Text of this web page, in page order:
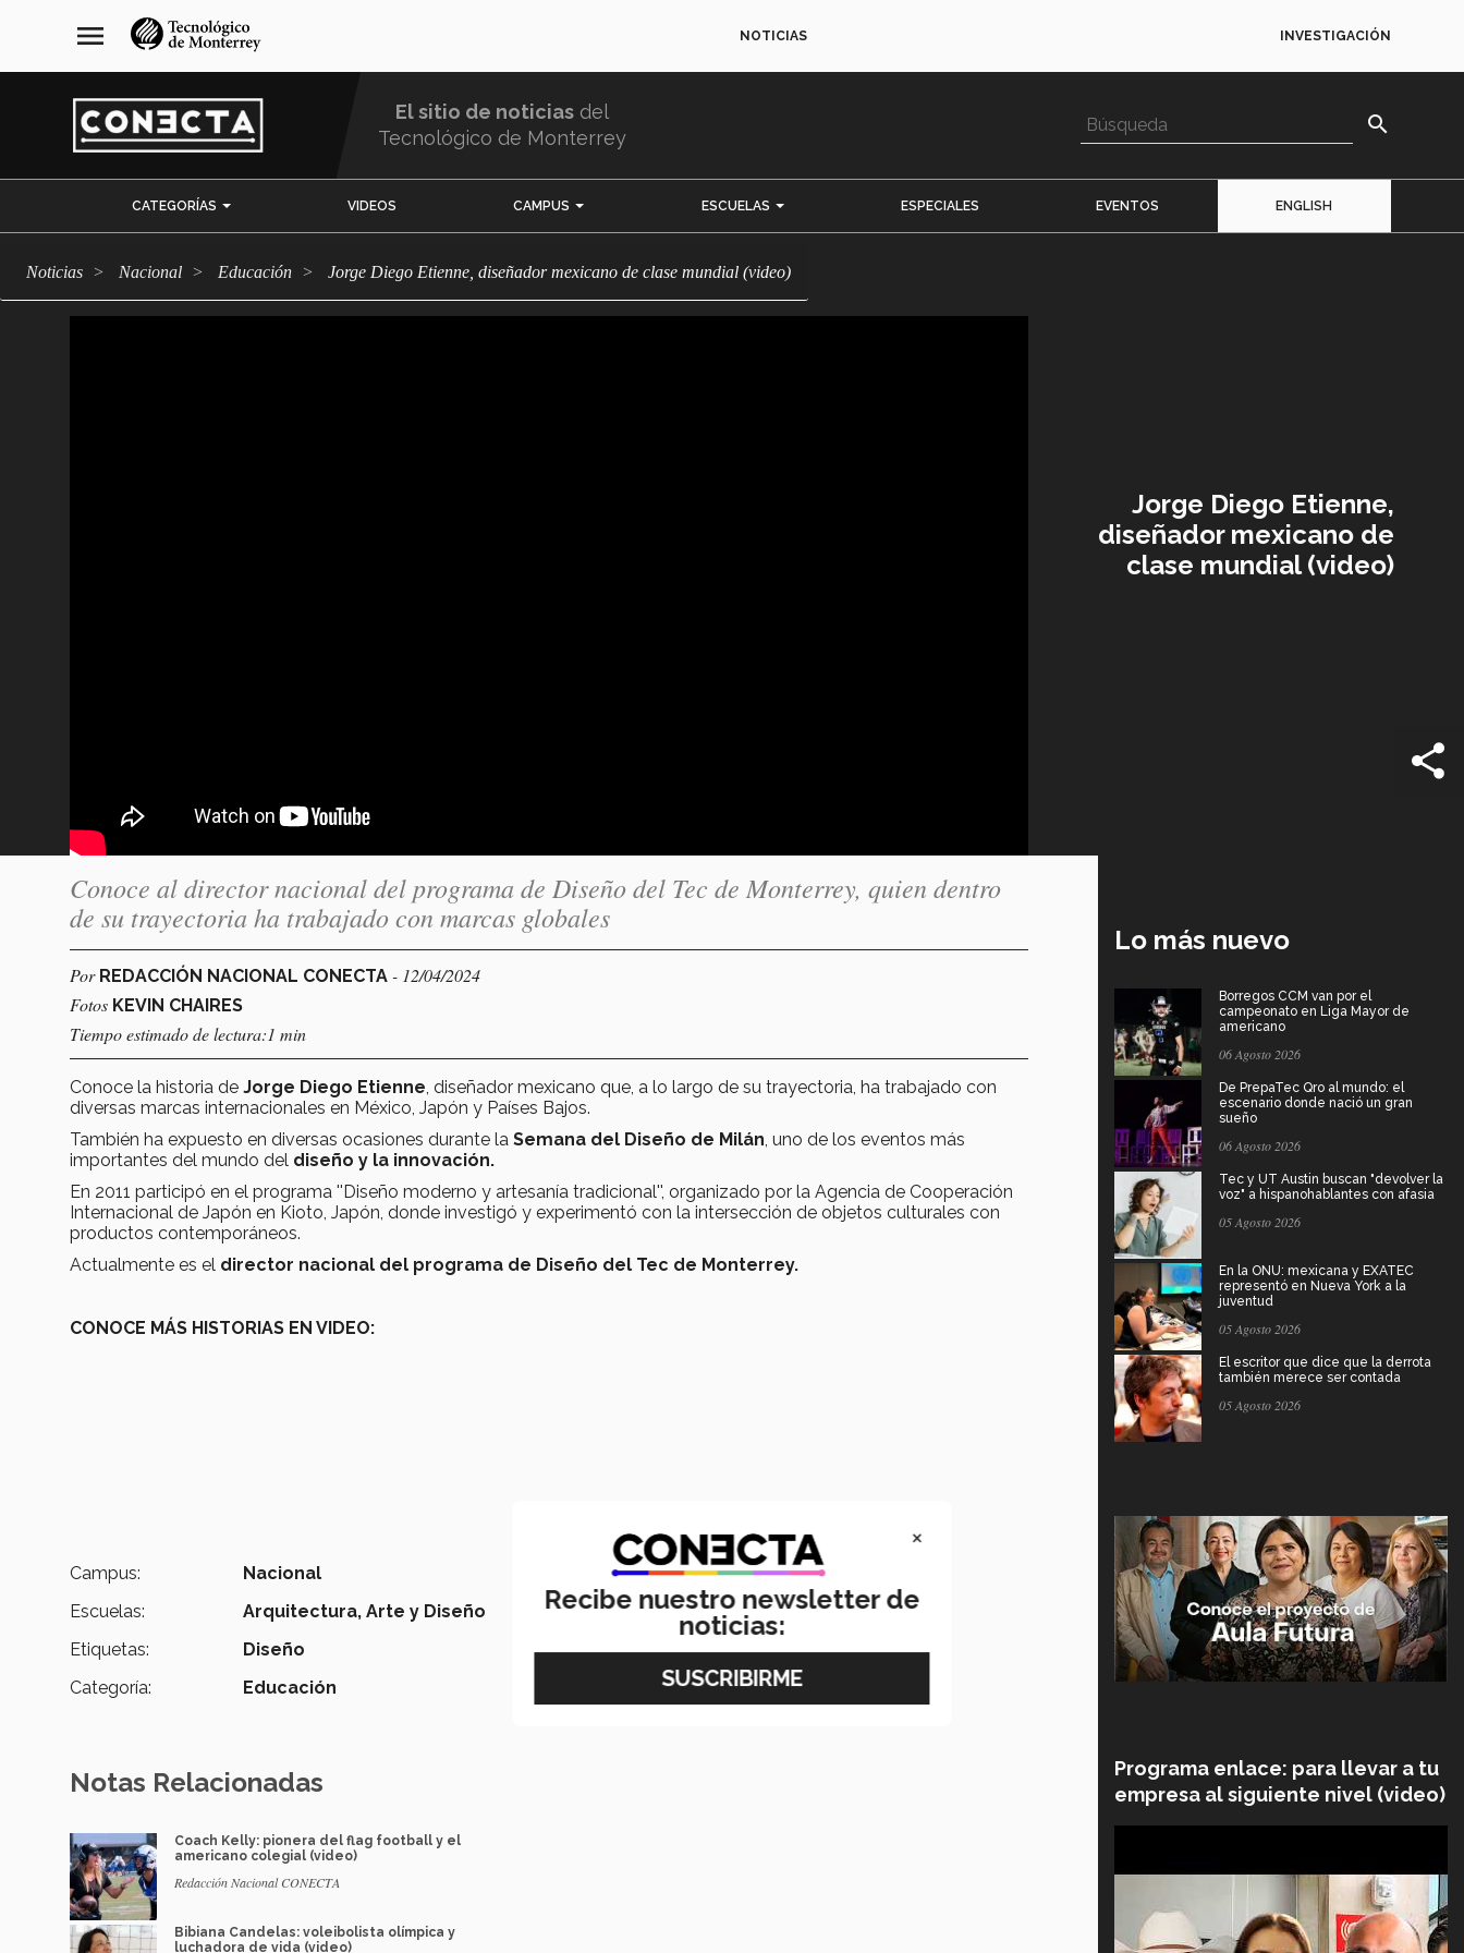
navegación
principal
menu NOTICIAS INVESTIGACIÓN
El sitio de noticias del
Tecnológico de Monterrey
search
CATEGORÍAS VIDEOS CAMPUS ESCUELAS ESPECIALES EVENTOS ENGLISH
Noticias Nacional Educación Jorge Diego Etienne, diseñador mexicano de clase mundial (video)
Jorge Diego Etienne,
diseñador mexicano de
clase mundial (video)
Conoce al director nacional del programa de Diseño del Tec de Monterrey, quien dentro
de su trayectoria ha trabajado con marcas globales
Por REDACCIÓN NACIONAL CONECTA - 12/04/2024
Fotos KEVIN CHAIRES
Tiempo estimado de lectura:1 min
Conoce la historia de Jorge Diego Etienne, diseñador mexicano que, a lo largo de su trayectoria, ha trabajado con
diversas marcas internacionales en México, Japón y Países Bajos.
También ha expuesto en diversas ocasiones durante la Semana del Diseño de Milán, uno de los eventos más
importantes del mundo del diseño y la innovación.
En 2011 participó en el programa ''Diseño moderno y artesanía tradicional'', organizado por la Agencia de Cooperación
Internacional de Japón en Kioto, Japón, donde investigó y experimentó con la intersección de objetos culturales con
productos contemporáneos.
Actualmente es el director nacional del programa de Diseño del Tec de Monterrey.
CONOCE MÁS HISTORIAS EN VIDEO:
Campus:
Nacional
Escuelas:
Arquitectura, Arte y Diseño
Etiquetas:
Diseño
Categoría:
Educación
Notas Relacionadas
Coach Kelly: pionera del flag football y el
americano colegial (video)
Redacción Nacional CONECTA
Bibiana Candelas: voleibolista olímpica y
luchadora de vida (video)
Lo más nuevo
Borregos CCM van por el
campeonato en Liga Mayor de
americano
06 Agosto 2026
De PrepaTec Qro al mundo: el
escenario donde nació un gran
sueño
06 Agosto 2026
Tec y UT Austin buscan "devolver la
voz" a hispanohablantes con afasia
05 Agosto 2026
En la ONU: mexicana y EXATEC
representó en Nueva York a la
juventud
05 Agosto 2026
El escritor que dice que la derrota
también merece ser contada
05 Agosto 2026
Programa enlace: para llevar a tu
empresa al siguiente nivel (video)
×
Recibe nuestro newsletter de
noticias: